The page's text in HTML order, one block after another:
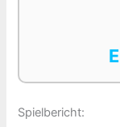
Spielbericht: